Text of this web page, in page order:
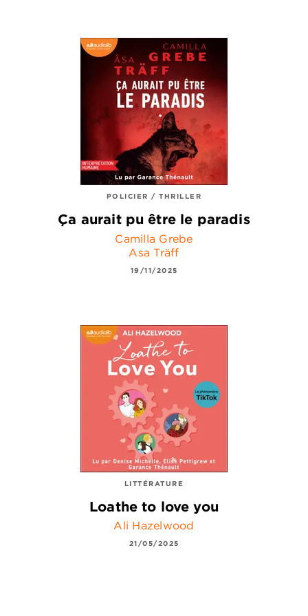
POLICIER / THRILLER
Ça aurait pu être le paradis
Camilla Grebe
Asa Träff
19/11/2025
LITTÉRATURE
Loathe to love you
Ali Hazelwood
21/05/2025